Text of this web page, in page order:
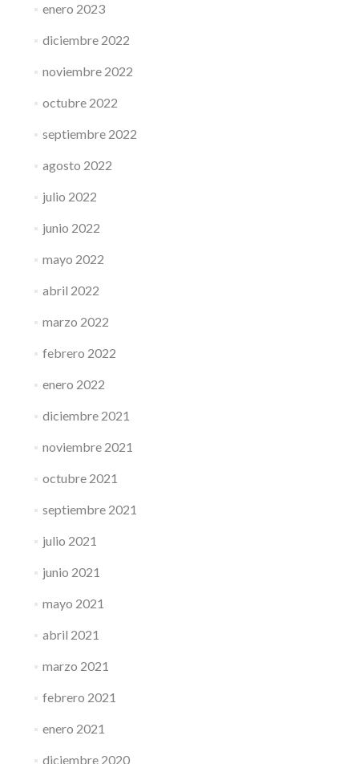
enero 2023
diciembre 2022
noviembre 2022
octubre 2022
septiembre 2022
agosto 2022
julio 2022
junio 2022
mayo 2022
abril 2022
marzo 2022
febrero 2022
enero 2022
diciembre 2021
noviembre 2021
octubre 2021
septiembre 2021
julio 2021
junio 2021
mayo 2021
abril 2021
marzo 2021
febrero 2021
enero 2021
diciembre 2020